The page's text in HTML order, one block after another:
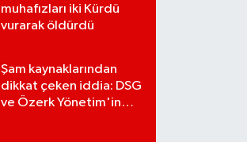
muhafızları iki Kürdü
vurarak öldürdü
Şam kaynaklarından
dikkat çeken iddia: DSG
ve Özerk Yönetim'in